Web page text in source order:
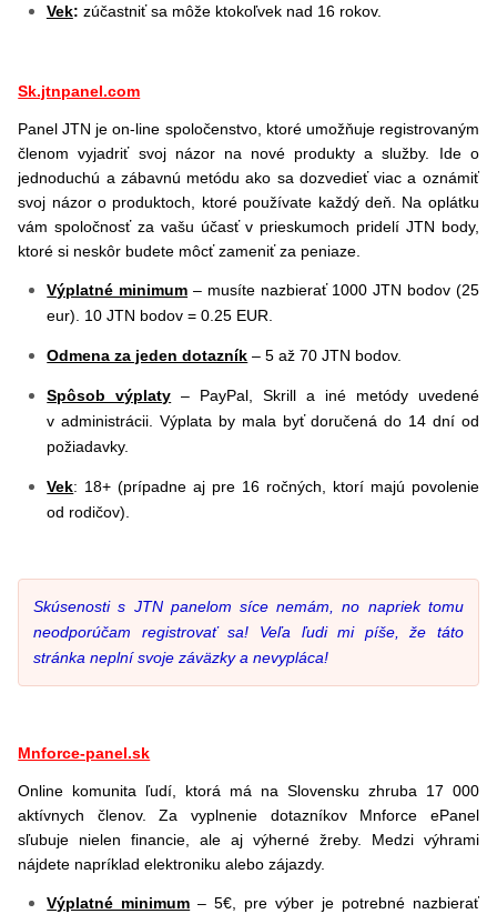
Vek: zúčastniť sa môže ktokoľvek nad 16 rokov.
Sk.jtnpanel.com
Panel JTN je on-line spoločenstvo, ktoré umožňuje registrovaným
členom vyjadriť svoj názor na nové produkty a služby. Ide o
jednoduchú a zábavnú metódu ako sa dozvedieť viac a oznámiť
svoj názor o produktoch, ktoré používate každý deň. Na oplátku
vám spoločnosť za vašu účasť v prieskumoch pridelí JTN body,
ktoré si neskôr budete môcť zameniť za peniaze.
Výplatné minimum – musíte nazbierať 1000 JTN bodov (25
eur). 10 JTN bodov = 0.25 EUR.
Odmena za jeden dotazník – 5 až 70 JTN bodov.
Spôsob výplaty – PayPal, Skrill a iné metódy uvedené
v administrácii. Výplata by mala byť doručená do 14 dní od
požiadavky.
Vek: 18+ (prípadne aj pre 16 ročných, ktorí majú povolenie
od rodičov).
Skúsenosti s JTN panelom síce nemám, no napriek tomu
neodporúčam registrovať sa! Veľa ľudi mi píše, že táto
stránka neplní svoje záväzky a nevypláca!
Mnforce-panel.sk
Online komunita ľudí, ktorá má na Slovensku zhruba 17 000
aktívnych členov. Za vyplnenie dotazníkov Mnforce ePanel
sľubuje nielen financie, ale aj výherné žreby. Medzi výhrami
nájdete napríklad elektroniku alebo zájazdy.
Výplatné minimum – 5€, pre výber je potrebné nazbierať